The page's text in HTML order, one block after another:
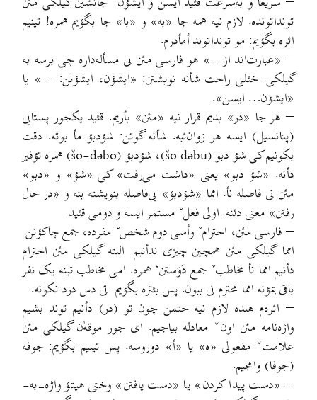
تونداتونده. لازم نیه همه جا «به» و «با» جا بگؤیم همره! تینیم
ائره بگؤیم: مو تونداتوند أمأدرم.
– «عبارت‌اند از…» هو فارسی مئن نی مسأله‌داره چی برسه به
گیلکی. خئلی راحت شأنه نویشتن: «ایشؤن، ایشؤنن: …» یا
«ایشؤن… ایسن».
– هر جا «در» بديم قرار نیه «مئن» بأریم. قئید یکجور پستایی
(پتانسیل) ایسه هر زوان‌ئبه. شأنه گوتن: شؤدبؤ مأ بوته. دقت
بکونیم کی شؤ دبو (šo dəbu)، شؤدبؤ (šo-dəbo) همره تؤفیر
دأنه. «شؤ دبو» یعنی «داشت می‌رفت» کی «شؤ» و «دبو»
مئن نی فاصله نأ. امما «شؤدبؤ» بی‌فاصله بنویشته بنه و «در حال
رفتن» معنی دئنه. اولی فعلˇ مستمر ایسه و دومی قئید.
– فارسی مئن، احترامˇ وأسی دوم شخصˇ مفرده، جمع چاکؤنن.
امما گیلکی مئن همچین چیزی ندأنیم. البته گیلکی مئن احترام
دأنیم امما نأ مخاطبˇ جمع دَوَستنˇ همره. امی مخاطب تینه یک نفر
باقی بمؤنه امما محترم نی ببون. پس بئتره بگؤیم: تی دس درد نکونه.
– ائره‌م هنده لازم نیه حتمن چون تو (در) دأنیم توند بشیم
واژه‌نامه مئن اونˇ معادله بیاجیم. ای جور موقه‌ٰن گیلکی مئن
علامتˇ مفعولی «ه» یا «أ» دوروسه. پس تینیم بگؤیم: جوفه
(جوفا) وامجیم.
– «دست پیدا کردن» یا «دست یافتن» وختی هیتؤ واژه-به-